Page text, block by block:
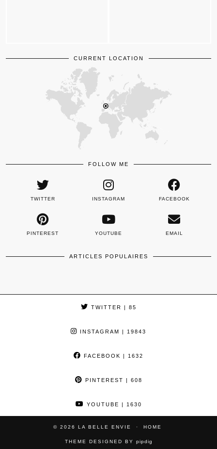
CURRENT LOCATION
FOLLOW ME
TWITTER INSTAGRAM FACEBOOK
PINTEREST YOUTUBE EMAIL
ARTICLES POPULAIRES
TWITTER | 85
INSTAGRAM | 19843
FACEBOOK | 1632
PINTEREST | 608
YOUTUBE | 1630
© 2026 LA BELLE ENVIE HOME
THEME DESIGNED BY pipdig